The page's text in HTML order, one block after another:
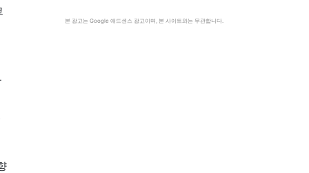
본 광고는 Google 애드센스 광고이며, 본 사이트와는 무관합니다.